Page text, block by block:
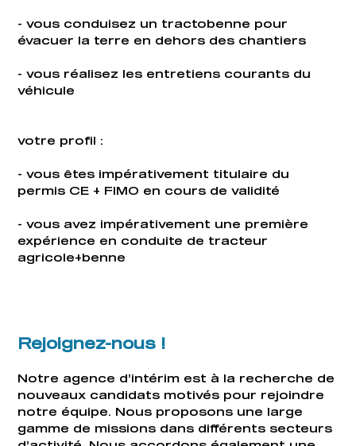
- vous conduisez un tractobenne pour
évacuer la terre en dehors des chantiers
- vous réalisez les entretiens courants du
véhicule
votre profil :
- vous êtes impérativement titulaire du
permis CE + FIMO en cours de validité
- vous avez impérativement une première
expérience en conduite de tracteur
agricole+benne
Rejoignez-nous !
Notre agence d’intérim est à la recherche de
nouveaux candidats motivés pour rejoindre
notre équipe. Nous proposons une large
gamme de missions dans différents secteurs